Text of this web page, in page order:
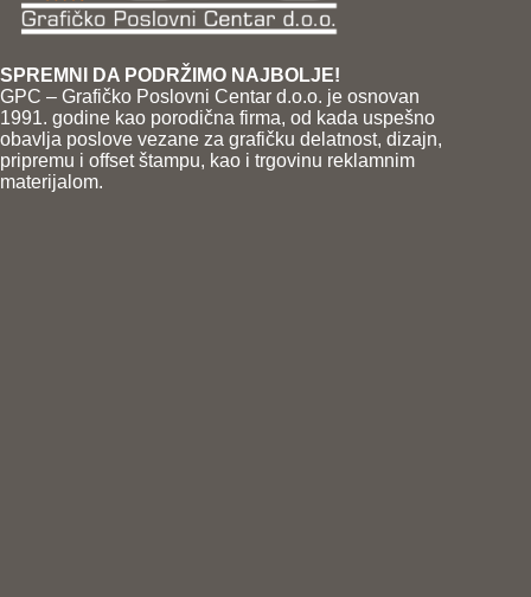
SPREMNI DA PODRŽIMO NAJBOLJE!
GPC – Grafičko Poslovni Centar d.o.o. je osnovan
1991. godine kao porodična firma, od kada uspešno
obavlja poslove vezane za grafičku delatnost, dizajn,
pripremu i offset štampu, kao i trgovinu reklamnim
materijalom.